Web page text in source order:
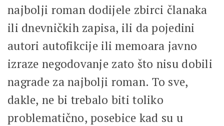
najbolji roman dodijele zbirci članaka
ili dnevničkih zapisa, ili da pojedini
autori autofikcije ili memoara javno
izraze negodovanje zato što nisu dobili
nagrade za najbolji roman. To sve,
dakle, ne bi trebalo biti toliko
problematično, posebice kad su u